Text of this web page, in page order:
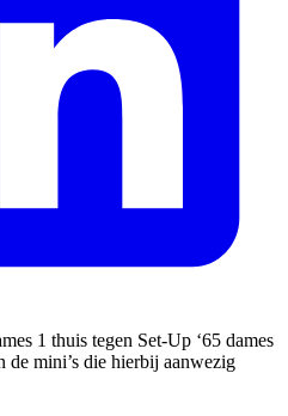
1 thuis tegen Set-Up ‘65 dames
mini’s die hierbij aanwezig